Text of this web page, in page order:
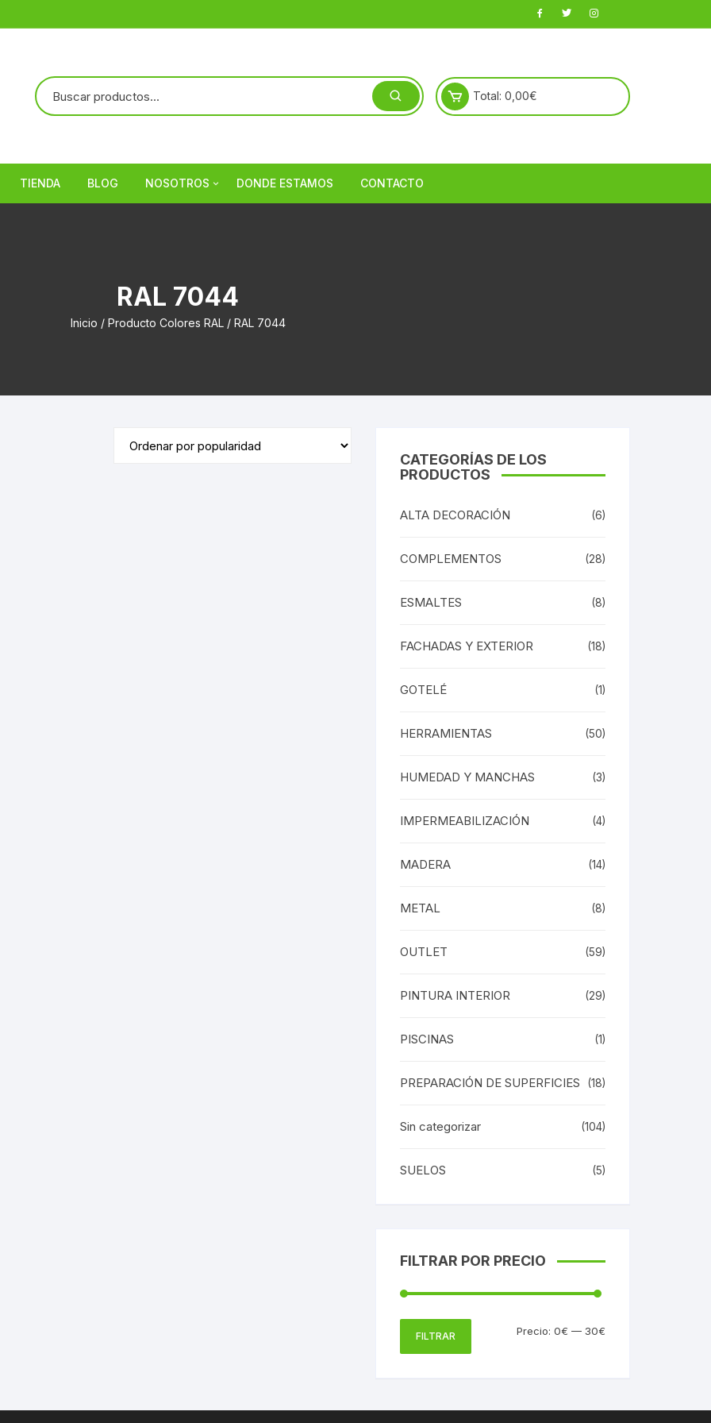
Total: 0,00€
TIENDA BLOG NOSOTROS DONDE ESTAMOS CONTACTO
RAL 7044
Inicio / Producto Colores RAL / RAL 7044
CATEGORÍAS DE LOS
PRODUCTOS
ALTA DECORACIÓN (6)
COMPLEMENTOS (28)
ESMALTES (8)
FACHADAS Y EXTERIOR (18)
GOTELÉ (1)
HERRAMIENTAS (50)
HUMEDAD Y MANCHAS (3)
IMPERMEABILIZACIÓN (4)
MADERA (14)
METAL (8)
OUTLET (59)
PINTURA INTERIOR (29)
PISCINAS (1)
PREPARACIÓN DE SUPERFICIES (18)
Sin categorizar (104)
SUELOS (5)
FILTRAR POR PRECIO
FILTRAR Precio: 0€ — 30€